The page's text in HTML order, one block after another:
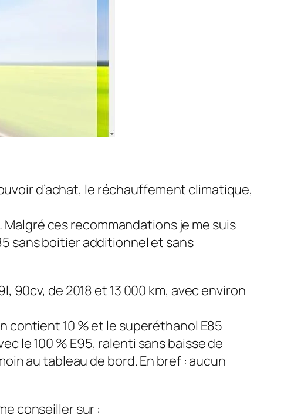
d’achat, le réchauffement climatique,
Malgré ces recommandations je me suis
sans boitier additionnel et sans
90cv, de 2018 et 13 000 km, avec environ
contient 10 % et le superéthanol E85
le 100 % E95, ralenti sans baisse de
au tableau de bord. En bref : aucun
conseiller sur :